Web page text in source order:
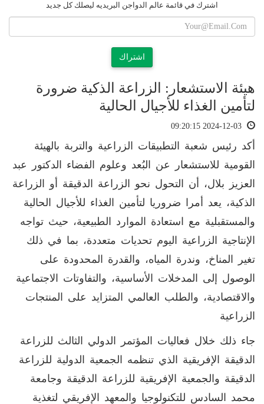
اشترك في قائمة عالم الدواجن البريديه ليصلك كل جديد
اشتراك
هيئة الاستشعار: الزراعة الذكية ضرورة
لتأمين الغذاء للأجيال الحالية
أكد رئيس شعبة التطبيقات الزراعية والتربة بالهيئة
القومية للاستشعار عن البُعد وعلوم الفضاء الدكتور عبد
العزيز بلال، أن التحول نحو الزراعة الدقيقة أو الزراعة
الذكية، يعد أمرا ضروريا لتأمين الغذاء للأجيال الحالية
والمستقبلية مع استعادة الموارد الطبيعية، حيث تواجه
الإنتاجية الزراعية اليوم تحديات متعددة، بما في ذلك
تغير المناخ، وندرة المياه، والقدرة المحدودة على
الوصول إلى المدخلات الأساسية، والتفاوتات الاجتماعية
والاقتصادية، والطلب العالمي المتزايد على المنتجات
الزراعية
جاء ذلك خلال فعاليات المؤتمر الدولي الثالث للزراعة
الدقيقة الإفريقية الذي تنظمه الجمعية الدولية للزراعة
الدقيقة والجمعية الإفريقية للزراعة الدقيقة وجامعة
محمد السادس للتكنولوجيا والمعهد الإفريقي لتغذية